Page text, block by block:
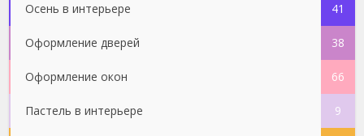
Осень в интерьере 41
Оформление дверей 38
Оформление окон 66
Пастель в интерьере 9